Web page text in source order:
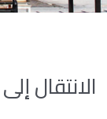
الانتقال